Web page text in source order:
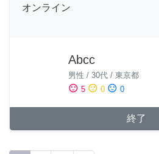
オンライン
Abcc
男性 / 30代 / 東京都
sentiment_satisfied 5 sentiment_neutral 0 sentiment_dissatisfied 0
終了